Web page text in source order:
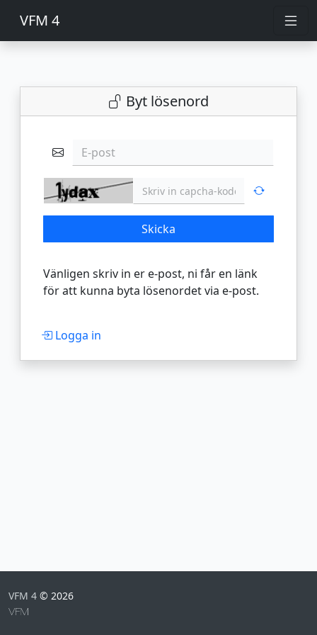
VFM 4
Byt lösenord
E-post
Skicka
Vänligen skriv in er e-post, ni får en länk
för att kunna byta lösenordet via e-post.
Logga in
VFM 4 © 2026